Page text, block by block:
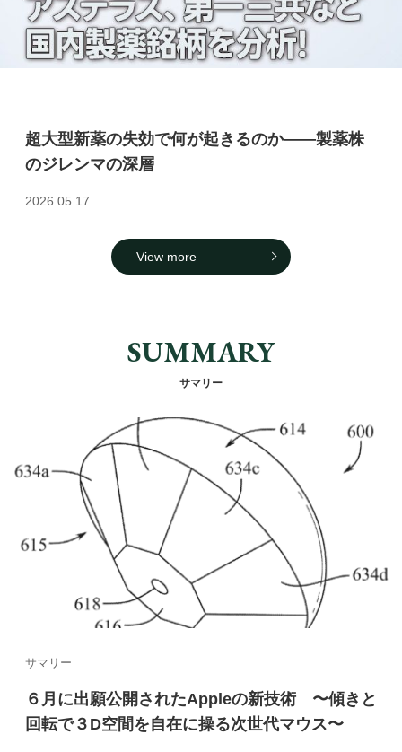
超大型新薬の失効で何が起きるのか――製薬株
のジレンマの深層
2026.05.17
View more
SUMMARY
サマリー
サマリー
６月に出願公開されたAppleの新技術 〜傾きと
回転で３D空間を自在に操る次世代マウス〜